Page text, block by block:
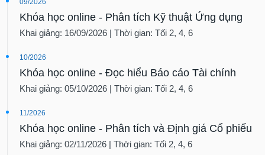
Khóa học online - Phân tích Kỹ thuật Ứng dụng
Khai giảng: 16/09/2026 | Thời gian: Tối 2, 4, 6
10/2026
Khóa học online - Đọc hiểu Báo cáo Tài chính
Khai giảng: 05/10/2026 | Thời gian: Tối 2, 4, 6
11/2026
Khóa học online - Phân tích và Định giá Cổ phiếu
Khai giảng: 02/11/2026 | Thời gian: Tối 2, 4, 6